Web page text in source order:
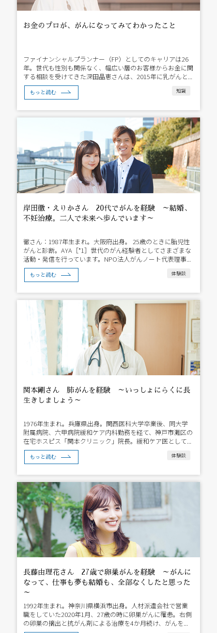
お金のプロが、がんになってみてわかったこと
ファイナンシャルプランナー（FP）としてのキャリアは26
年。世代も性別も関係なく、幅広い層のお客様からお金に関
する相談を受けてきた深田晶恵さんは、2015年に乳がんと...
もっと読む 知識
岸田徹・えりかさん 20代でがんを経験 ～結婚、
不妊治療。二人で未来へ歩んでいます～
徹さん：1987年生まれ。大阪府出身。 25歳のときに胎児性
がんと診断。AYA［*1］世代のがん経験者としてさまざまな
活動・発信を行っています。NPO法人がんノート代表理事...
もっと読む 体験談
関本剛さん 肺がんを経験 ～いっしょにらくに長
生きしましょう～
1976年生まれ。兵庫県出身。関西医科大学卒業後、同大学
附属病院、六甲病院緩和ケア内科勤務を経て、神戸市灘区の
在宅ホスピス「関本クリニック」院長。緩和ケア医として...
もっと読む 体験談
長藤由理花さん 27歳で卵巣がんを経験 ～がんに
なって、仕事も夢も結婚も、全部なくしたと思った
～
1992年生まれ。神奈川県横浜市出身。人材派遣会社で営業
職をしていた2020年1月、27歳の時に卵巣がんに罹患。右側
の卵巣の摘出と抗がん剤による治療を4か月続け、がんを...